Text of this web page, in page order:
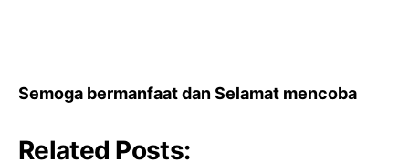
Semoga bermanfaat dan Selamat mencoba
Related Posts: